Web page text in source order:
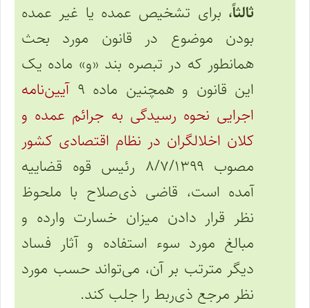
ثالثاً، برای تشخیص عمده یا غیر عمده
بودن موضوع در قانون مورد بحث
همانطور که در تبصره بند «و» ماده یک
این قانون و همچنین ماده ۹
آیین‌نامه
اجرایی نحوه رسیدگی به جرائم عمده و
کلان اخلالگران در نظام اقتصادی کشور
مصوب ۸/۷/۱۳۹۹ رئیس قوه قضاییه
آمده است، قاضی ذی‌صلاح با ملحوظ
نظر قرار دادن میزان خسارت وارده و
مبالغ مورد سوء استفاده و آثار فساد
دیگر مترتب بر آن، می‌تواند حسب مورد
نظر مرجع ذی‌ربط را جلب کند.